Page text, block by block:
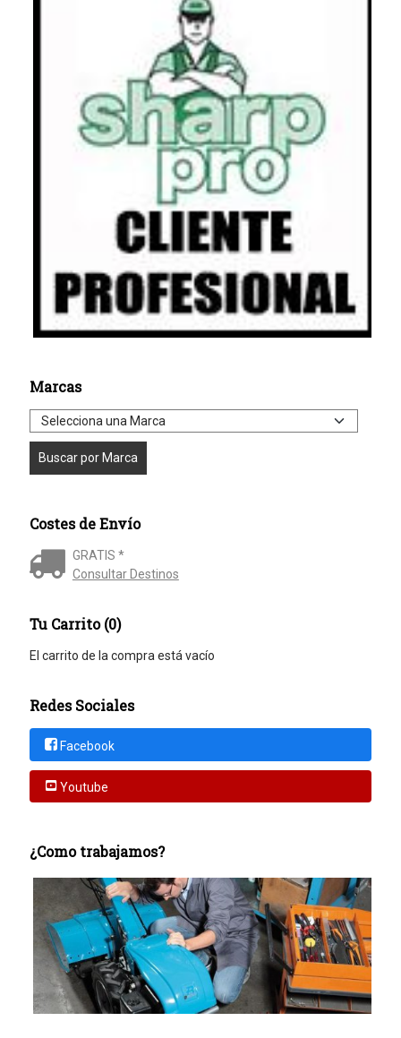
Marcas
Costes de Envío
GRATIS *
Consultar Destinos
Tu Carrito (0)
El carrito de la compra está vacío
Redes Sociales
Facebook
Youtube
¿Como trabajamos?